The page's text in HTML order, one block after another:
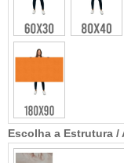
Escolha a Estrutura